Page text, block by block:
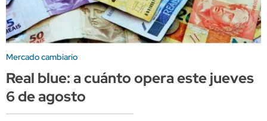
Mercado cambiario
Real blue: a cuánto opera este jueves
6 de agosto